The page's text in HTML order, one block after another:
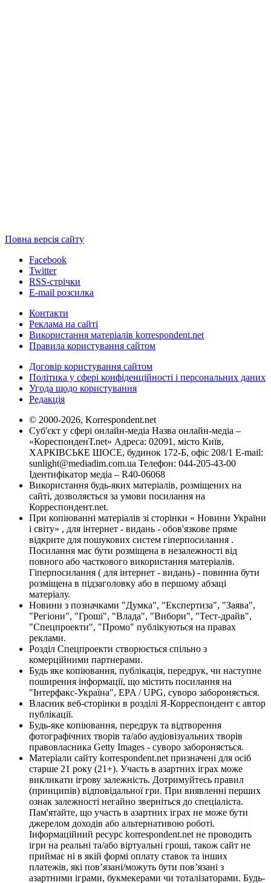
Повна версія сайту
Facebook
Twitter
RSS-стрічки
E-mail розсилка
Контакти
Реклама на сайті
Використання матеріалів korrespondent.net
Правила користування сайтом
Договір користування сайтом
Політика у сфері конфіденційності і персональних даних
Угода щодо користування
Редакція
© 2000-2026, Korrespondent.net
Суб'єкт у сфері онлайн-медіа Назва онлайн-медіа –
«КореспонденТ.net» Адреса: 02091, місто Київ,
ХАРКІВСЬКЕ ШОСЕ, будинок 172-Б, офіс 208/1 E-mail:
sunlight@mediadim.com.ua Телефон: 044-205-43-00
Ідентифікатор медіа – R40-06068
Використання будь-яких матеріалів, розміщених на
сайті, дозволяється за умови посилання на
Корреспондент.net.
При копіюванні матеріалів зі сторінки « Новини України
і світу» , для інтернет - видань - обов'язкове пряме
відкрите для пошукових систем гіперпосилання .
Посилання має бути розміщена в незалежності від
повного або часткового використання матеріалів.
Гіперпосилання ( для інтернет - видань) - повинна бути
розміщена в підзаголовку або в першому абзаці
матеріалу.
Новини з позначками "Думка", "Експертиза", "Заява",
"Регіони", "Гроші", "Влада", "Вибори", "Тест-драйв",
"Спецпроекти", "Промо" публікуються на правах
реклами.
Розділ Спецпроекти створюється спільно з
комерційними партнерами.
Будь яке копіювання, публікація, передрук, чи наступне
поширення інформації, що містить посилання на
"Інтерфакс-Україна", EPA / UPG, суворо забороняється.
Власник веб-сторінки в розділі Я-Корреспондент є автор
публікації.
Будь-яке копіювання, передрук та відтворення
фотографічних творів та/або аудіовізуальних творів
правовласника Getty Images - суворо забороняється.
Матеріали сайту korrespondent.net призначені для осіб
старше 21 року (21+). Участь в азартних іграх може
викликати ігрову залежність. Дотримуйтесь правил
(принципів) відповідальної гри. При виявленні перших
ознак залежності негайно зверніться до спеціаліста.
Пам'ятайте, що участь в азартних іграх не може бути
джерелом доходів або альтернативою роботі.
Інформаційний ресурс korrespondent.net не проводить
ігри на реальні та/або віртуальні гроші, також сайт не
приймає ні в якій формі оплату ставок та інших
платежів, які пов’язані/можуть бути пов’язані з
азартними іграми, букмекерами чи тоталізаторами. Будь-